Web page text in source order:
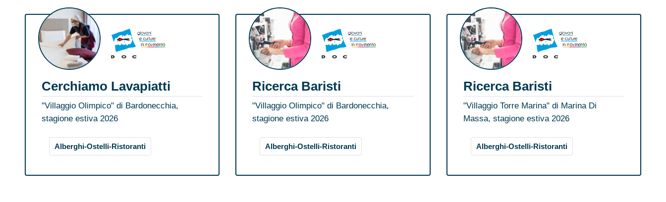
Cerchiamo Lavapiatti
"Villaggio Olimpico" di Bardonecchia,
stagione estiva 2026
Alberghi-Ostelli-Ristoranti
Ricerca Baristi
"Villaggio Olimpico" di Bardonecchia,
stagione estiva 2026
Alberghi-Ostelli-Ristoranti
Ricerca Baristi
"Villaggio Torre Marina" di Marina Di
Massa, stagione estiva 2026
Alberghi-Ostelli-Ristoranti